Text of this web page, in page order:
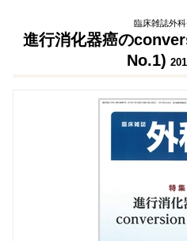
臨床雑誌外
進行消化器癌の
No.1)